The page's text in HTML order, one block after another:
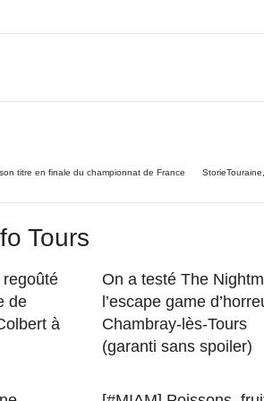
titre en finale du championnat de France
Tours
regoûté
de
à
On a testé The
l’escape game
Chambray-lès-Tours
(garanti sans spoiler)